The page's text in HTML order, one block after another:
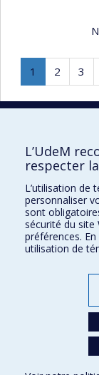
Page
1
Page
courante.
Page
2 Page
3
Faculté
Pavillon Marie-Victorin
90, avenue Vincent-
Montréal (Québec)
L’UdeM
respecter
L’utilisation de
personnaliser
sont
sécurité du site
préférences.
utilisation de